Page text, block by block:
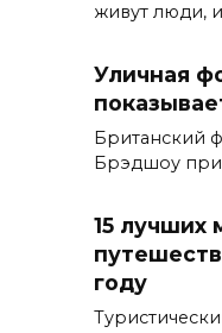
живут люди,
Уличная
Британский
Брэдшоу
15 лучших
году